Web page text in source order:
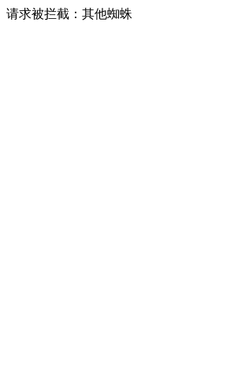
请求被拦截：其他蜘蛛